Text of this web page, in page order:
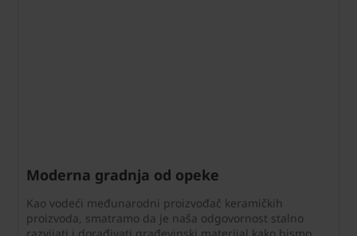
Moderna gradnja od opeke
Kao vodeći međunarodni proizvođač keramičkih
proizvoda, smatramo da je naša odgovornost stalno
razvijati i dorađivati građevinski materijal kako bismo